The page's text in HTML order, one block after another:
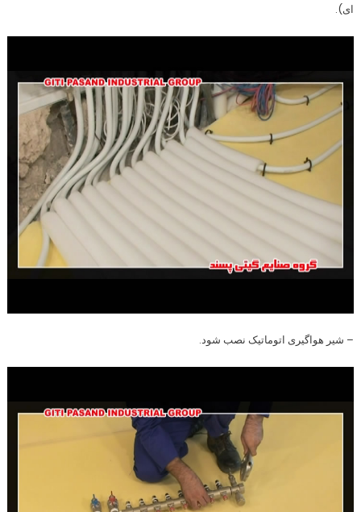
ای).
– شیر هواگیری اتوماتیک نصب شود.